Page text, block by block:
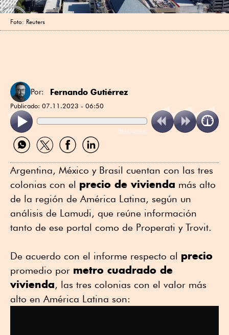
Foto: Reuters
Por: Fernando Gutiérrez
Publicado: 07.11.2023 - 06:50
ReadSpeaker
Compartir
por
Compartir
por
Compartir
por
Compartir
por
Argentina, México y Brasil cuentan con las tres
colonias con el precio de vivienda más alto
de la región de América Latina, según un
análisis de Lamudi, que reúne información
tanto de ese portal como de Properati y Trovit.
De acuerdo con el informe respecto al precio
promedio por metro cuadrado de
vivienda, las tres colonias con el valor más
alto en América Latina son: